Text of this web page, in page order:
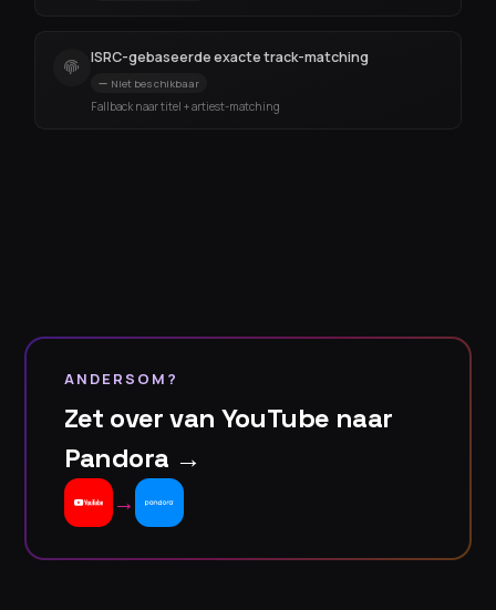
ISRC-gebaseerde exacte track-matching
Niet beschikbaar
Fallback naar titel + artiest-matching
ANDERSOM?
Zet over van YouTube naar
Pandora →
→